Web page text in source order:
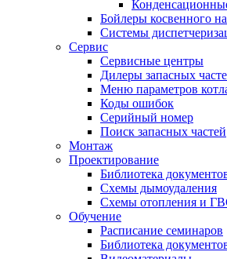
Бойлеры косвенного
Системы
Сервис
Сервисные центры
Дилеры запасных
Меню параметров
Коды ошибок
Серийный номер
Поиск запасных частей
Монтаж
Проектирование
Библиотека
Схемы дымоудаления
Схемы отопления и
Обучение
Расписание семинаров
Библиотека